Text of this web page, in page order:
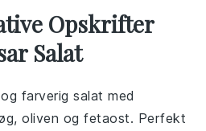
Opskrifter
Salat
farverigsalat med
,oliven ogfetaost. Perfekt